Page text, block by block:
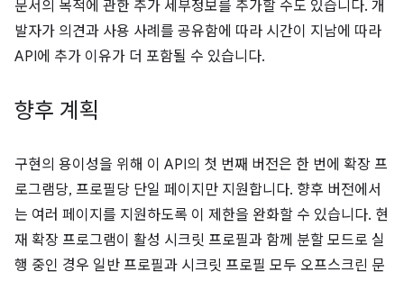
문서의 목적에 관한 추가 세부정보를 추가할 수도 있습니다. 개
발자가 의견과 사용 사례를 공유함에 따라 시간이 지남에 따라
API에 추가 이유가 더 포함될 수 있습니다.
향후 계획
구현의 용이성을 위해 이 API의 첫 번째 버전은 한 번에 확장 프
로그램당, 프로필당 단일 페이지만 지원합니다. 향후 버전에서
는 여러 페이지를 지원하도록 이 제한을 완화할 수 있습니다. 현
재 확장 프로그램이 활성 시크릿 프로필과 함께 분할 모드로 실
행 중인 경우 일반 프로필과 시크릿 프로필 모두 오프스크린 문